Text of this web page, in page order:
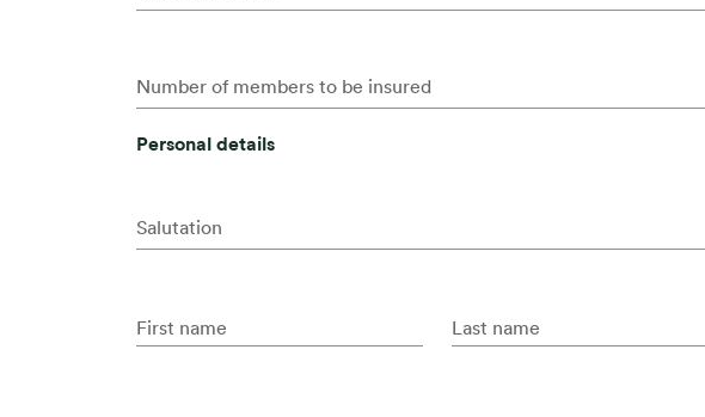
Number of members to be insured
Personal details
Salutation
First name Last name